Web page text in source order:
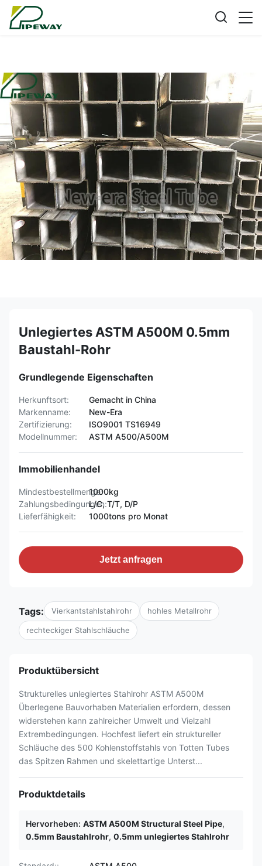
Unlegiertes ASTM A500M 0.5mm
Baustahl-Rohr
Grundlegende Eigenschaften
Herkunftsort:
Gemacht in China
Markenname:
New-Era
Zertifizierung:
ISO9001 TS16949
Modellnummer:
ASTM A500/A500M
Immobilienhandel
Mindestbestellmenge:1000kg
Zahlungsbedingungen:L/C, T/T, D/P
Lieferfähigkeit:
1000tons pro Monat
Jetzt anfragen
Tags: Vierkantstahlstahlrohr hohles Metallrohr
rechteckiger Stahlschläuche
Produktübersicht
Strukturelles unlegiertes Stahlrohr ASTM A500M
Überlegene Bauvorhaben Materialien erfordern, dessen
widerstehen kann zahlreicher Umwelt und Vielzahl
Extrembedingungen. Hochfest liefert ein struktureller
Schläuche des 500 Kohlenstoffstahls von Totten Tubes
das Spitzen Rahmen und skelettartige Unterst...
Produktdetails
Hervorheben: ASTM A500M Structural Steel Pipe,
0.5mm Baustahlrohr, 0.5mm unlegiertes Stahlrohr